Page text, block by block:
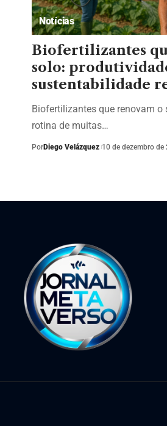
Notícias
Biofertilizantes
solo:
sustentabilidade
Biofertilizantes que renovam o
rotina de muitas…
PorDiego Velázquez 10 de dezembro de